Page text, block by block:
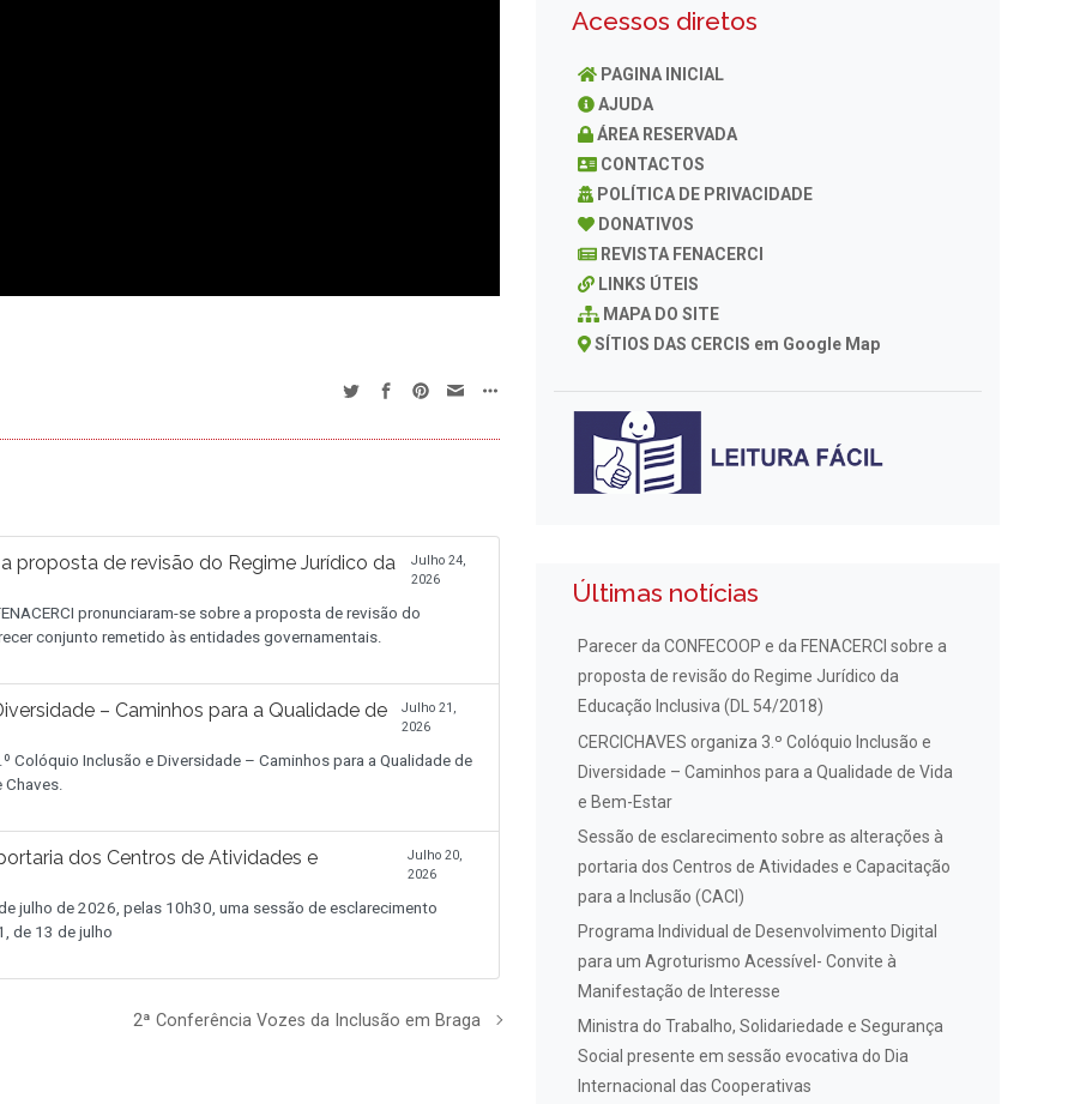
proposta de revisão do Regime Jurídico da
Julho 24,
2026
pronunciaram-se sobre a proposta de revisão do
conjunto remetido às entidades governamentais.
– Caminhos para a Qualidade de
Julho 21,
2026
Colóquio Inclusão e Diversidade – Caminhos para a Qualidade de
dos Centros de Atividades e
Julho 20,
2026
julho de 2026, pelas 10h30, uma sessão de esclarecimento
de 13 de julho
2ª Conferência Vozes da Inclusão em Braga
Acessos diretos
PAGINA INICIAL
AJUDA
ÁREA RESERVADA
CONTACTOS
POLÍTICA DE PRIVACIDADE
DONATIVOS
REVISTA FENACERCI
LINKS ÚTEIS
MAPA DO SITE
SÍTIOS DAS CERCIS em Google Map
Últimas notícias
Parecer da CONFECOOP e da FENACERCI sobre a
proposta de revisão do Regime Jurídico da
Educação Inclusiva (DL 54/2018)
CERCICHAVES organiza 3.º Colóquio Inclusão e
Diversidade – Caminhos para a Qualidade de Vida
e Bem-Estar
Sessão de esclarecimento sobre as alterações à
portaria dos Centros de Atividades e Capacitação
para a Inclusão (CACI)
Programa Individual de Desenvolvimento Digital
para um Agroturismo Acessível- Convite à
Manifestação de Interesse
Ministra do Trabalho, Solidariedade e Segurança
Social presente em sessão evocativa do Dia
Internacional das Cooperativas